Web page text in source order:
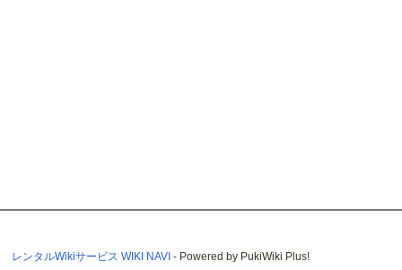
レンタルWikiサービス WIKI NAVI - Powered by PukiWiki Plus!